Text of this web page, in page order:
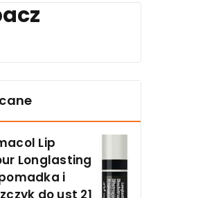
Lip
Longlasting
i
do ust 21